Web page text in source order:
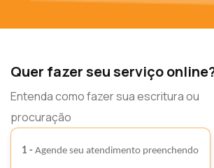
Quer fazer seu serviço
Entenda como fazer sua escritura ou
procuração
1 - Agende seu atendimento preenchendo